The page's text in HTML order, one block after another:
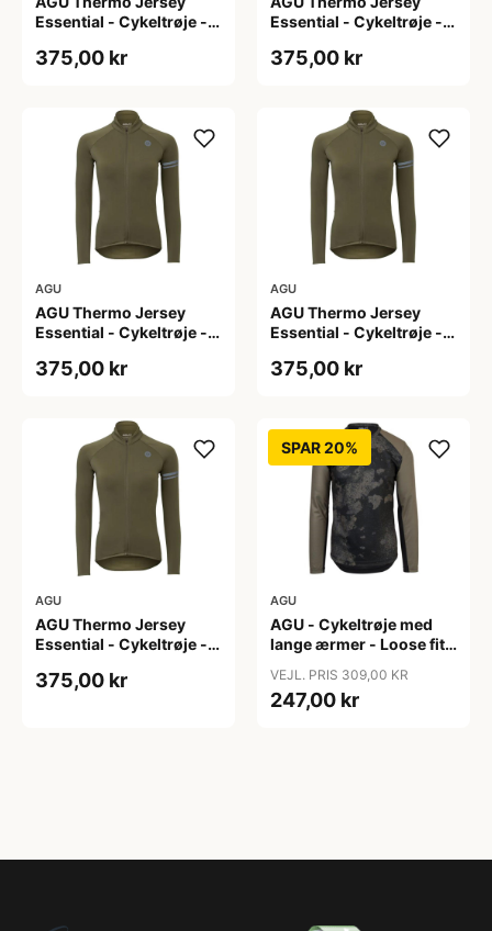
Essential - Cykeltrøje -
L
375,00 kr
Essential - Cykeltrøje -
M
375,00 kr
AGU
AGU Thermo Jersey
Essential - Cykeltrøje -
S
375,00 kr
AGU
AGU Thermo Jersey
Essential - Cykeltrøje -
XL
375,00 kr
AGU
AGU Thermo Jersey
Essential - Cykeltrøje -
XXL
375,00 kr
SPAR 20%
AGU
AGU - Cykeltrøje med
lange ærmer - Loose fit -
VEJL. PRIS 309,00 KR
247,00 kr